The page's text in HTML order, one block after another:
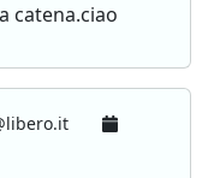
catena.ciao